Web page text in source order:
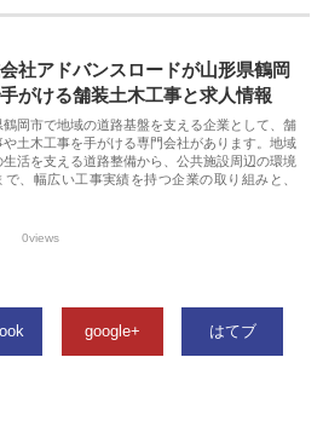
社アドバンスロードが山形県鶴岡
がける舗装土木工事と求人情報
鶴岡市で地域の道路基盤を支える企業として、舗
や土木工事を手がける専門会社があります。地域
生活を支える道路整備から、公共施設周辺の環境
で、幅広い工事実績を持つ企業の取り組みと、
0views
google+ はてブ